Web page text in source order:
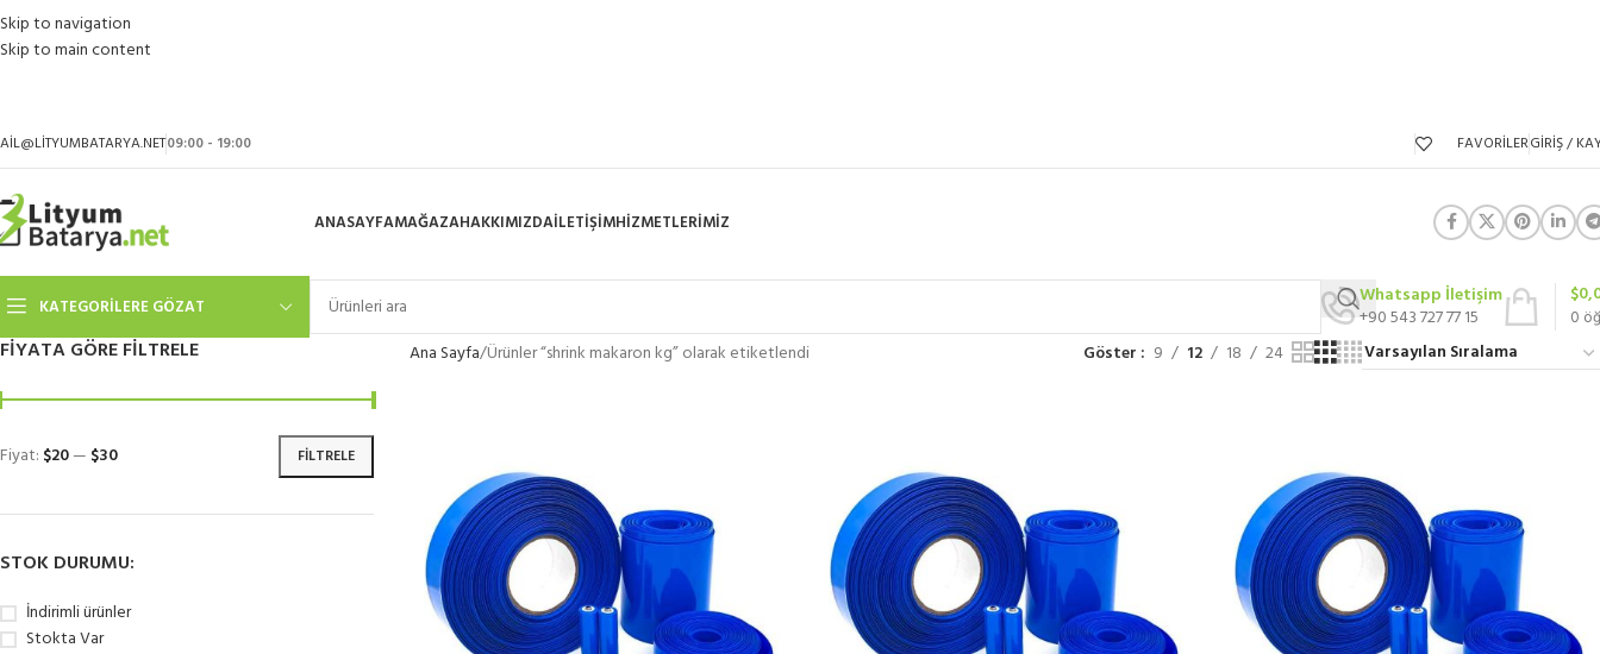
Skip to navigation
Skip to main content
09:00 - 19:00 FAVORILERGIRIŞ /
ANASAYFAMAĞAZAHAKKIMIZDAİLETIŞIMHIZMETLERIMIZ
KATEGORILERE GÖZAT
Whatsapp İletişim
+90 543 727 77 15
0
$
FIYATA GÖRE FILTRELE
FILTRELE
Fiyat: $20— $30
STOK DURUMU:
İndirimli ürünler
Stokta Var
Ana Sayfa Ürünler “shrink makaron kg” olarak etiketlendi Göster 9 12 18 24